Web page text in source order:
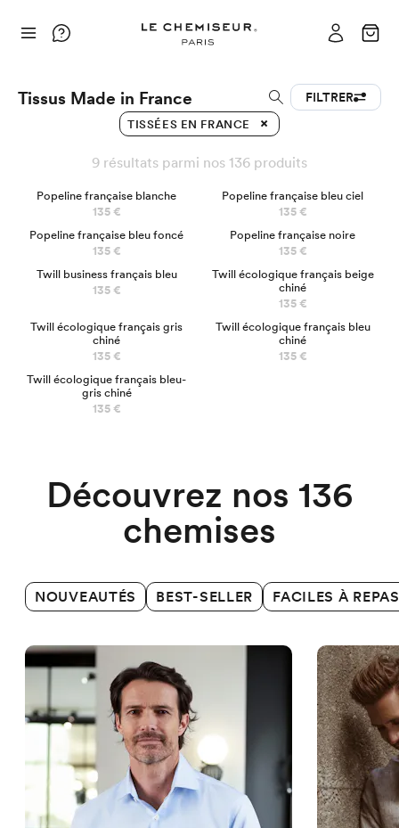
Tissus Made in France FILTRER
TISSÉES EN FRANCE
9 résultats parmi nos 136 produits
BEST SELLER
Popeline française blanche
135 €
Popeline française bleu ciel
135 €
Popeline française bleu foncé
135 €
Popeline française noire
135 €
Twill business français bleu
135 €
Twill écologique français beige
chiné
135 €
Twill écologique français gris
chiné
135 €
Twill écologique français bleu
chiné
135 €
Twill écologique français bleu-
gris chiné
135 €
Découvrez nos 136
chemises
NOUVEAUTÉS BEST-SELLER FACILES À
Chemises Business